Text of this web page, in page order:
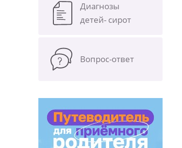
Диагнозы
детей- сирот
Вопрос-ответ